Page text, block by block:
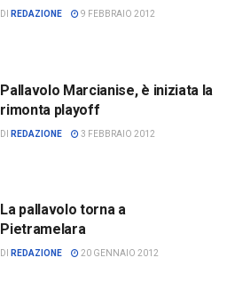
DI REDAZIONE 9 FEBBRAIO 2012
Pallavolo Marcianise, è iniziata la
rimonta playoff
DI REDAZIONE 3 FEBBRAIO 2012
La pallavolo torna a
Pietramelara
DI REDAZIONE 20 GENNAIO 2012